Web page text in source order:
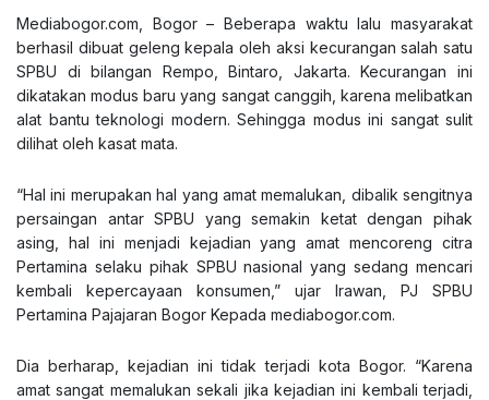
Mediabogor.com , Bogor – Beberapa waktu lalu masyarakat
berhasil dibuat geleng kepala oleh aksi kecurangan salah satu
SPBU di bilangan Rempo, Bintaro, Jakarta. Kecurangan ini
dikatakan modus baru yang sangat canggih, karena melibatkan
alat bantu teknologi modern. Sehingga modus ini sangat sulit
dilihat oleh kasat mata.
“Hal ini merupakan hal yang amat memalukan, dibalik sengitnya
persaingan antar SPBU yang semakin ketat dengan pihak
asing, hal ini menjadi kejadian yang amat mencoreng citra
Pertamina selaku pihak SPBU nasional yang sedang mencari
kembali kepercayaan konsumen,” ujar Irawan, PJ SPBU
Pertamina Pajajaran Bogor Kepada mediabogor.com.
Dia berharap, kejadian ini tidak terjadi kota Bogor. “Karena
amat sangat memalukan sekali jika kejadian ini kembali terjadi,